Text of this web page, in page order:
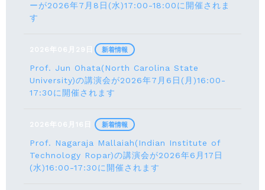
ーが2026年7月8日(水)17:00-18:00に開催されま
す
2026年06月29日
Prof. Jun Ohata(North Carolina State
University)の講演会が2026年7月6日(月)16:00-
17:30に開催されます
新着情報
2026年06月16日
Prof. Nagaraja Mallaiah(Indian Institute of
Technology Ropar)の講演会が2026年6月17⽇
(水)16:00-17:30に開催されます
新着情報